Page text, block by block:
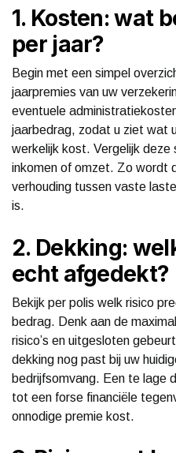
1. Kosten: wat
per jaar?
Begin met een simpel
jaarpremies van uw
eventuele
jaarbedrag, zodat u ziet wat
werkelijk kost. Vergelijk deze
inkomen of omzet. Zo wordt
verhouding tussen vaste
is.
2. Dekking:
echt afgedekt?
Bekijk per polis welk risico
bedrag. Denk aan de
risico’s en uitgesloten
dekking nog past bij uw
bedrijfsomvang. Een te lage
tot een forse financiële
onnodige premie kost.